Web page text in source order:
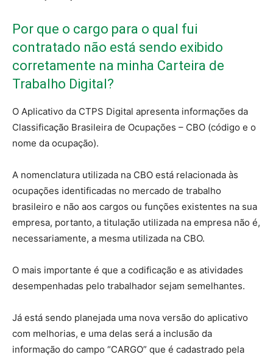
Por que o cargo para o qual fui
contratado não está sendo exibido
corretamente na minha Carteira de
Trabalho Digital?
O Aplicativo da CTPS Digital apresenta informações da
Classificação Brasileira de Ocupações – CBO (código e o
nome da ocupação).
A nomenclatura utilizada na CBO está relacionada às
ocupações identificadas no mercado de trabalho
brasileiro e não aos cargos ou funções existentes na sua
empresa, portanto, a titulação utilizada na empresa não é,
necessariamente, a mesma utilizada na CBO.
O mais importante é que a codificação e as atividades
desempenhadas pelo trabalhador sejam semelhantes.
Já está sendo planejada uma nova versão do aplicativo
com melhorias, e uma delas será a inclusão da
informação do campo “CARGO” que é cadastrado pela